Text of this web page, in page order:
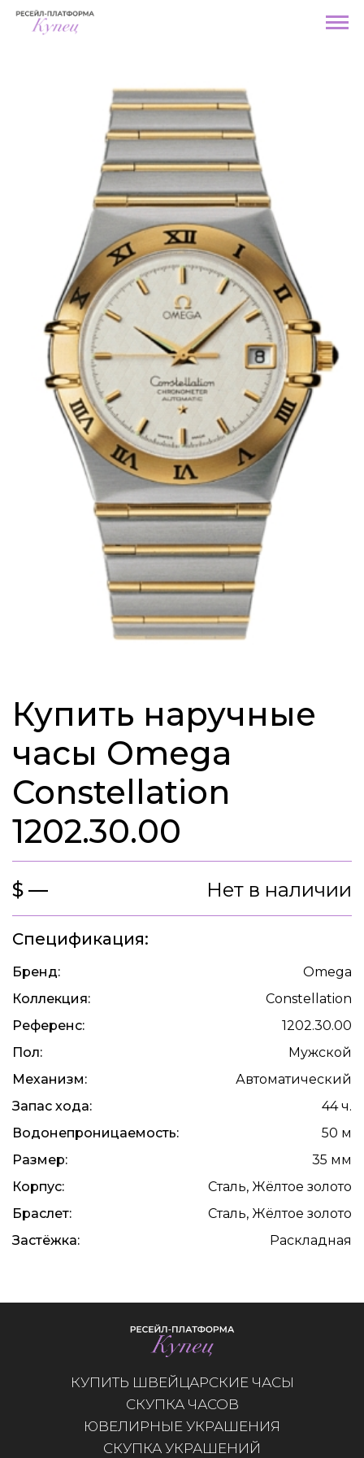
Купить наручные
часы Omega
Constellation
1202.30.00
$ — Нет в наличии
Спецификация:
Бренд:
Omega
Коллекция:
Constellation
Референс:
1202.30.00
Пол:
Мужской
Механизм:
Автоматический
Запас хода:
44 ч.
Водонепроницаемость:
50 м
Размер:
35 мм
Корпус:
Сталь, Жёлтое золото
Браслет:
Сталь, Жёлтое золото
Застёжка:
Раскладная
КУПИТЬ ШВЕЙЦАРСКИЕ ЧАСЫ
СКУПКА ЧАСОВ
ЮВЕЛИРНЫЕ УКРАШЕНИЯ
СКУПКА УКРАШЕНИЙ